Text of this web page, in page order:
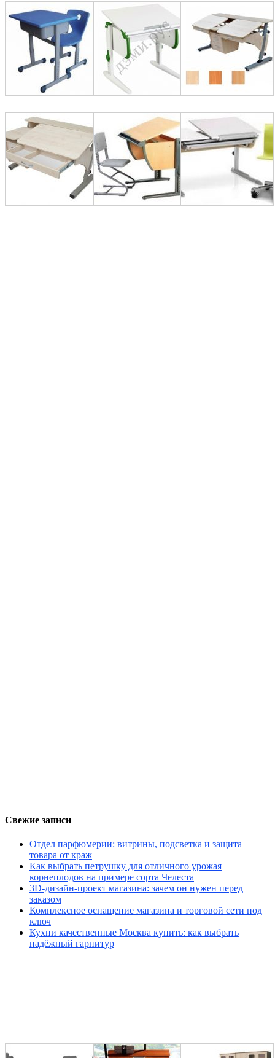
Свежие записи
Отдел парфюмерии: витрины, подсветка и защита
товара от краж
Как выбрать петрушку для отличного урожая
корнеплодов на примере сорта Челеста
3D-дизайн-проект магазина: зачем он нужен перед
заказом
Комплексное оснащение магазина и торговой сети под
ключ
Кухни качественные Москва купить: как выбрать
надёжный гарнитур